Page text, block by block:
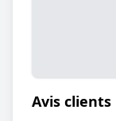
Avis clients